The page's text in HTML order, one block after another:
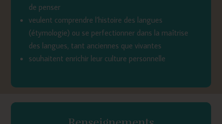
de penser
veulent comprendre l’histoire des langues
(étymologie) ou se perfectionner dans la maîtrise
des langues, tant anciennes que vivantes
souhaitent enrichir leur culture personnelle